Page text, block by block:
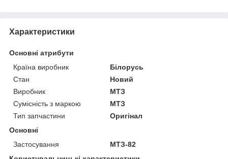
Характеристики
Основні атрибути
Країна виробник
Білорусь
Стан
Новий
Виробник
МТЗ
Сумісність з маркою
МТЗ
Тип запчастини
Оригінал
Основні
Застосування
МТЗ-82